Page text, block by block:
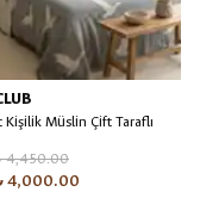
Kişilik Müslin Çift Taraflı
4,450.00
4,000.00